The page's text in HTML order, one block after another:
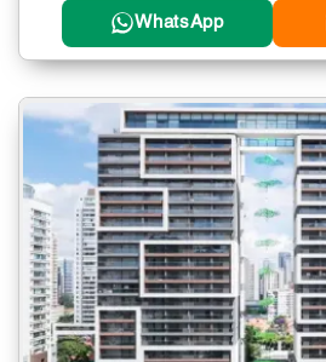
WhatsApp